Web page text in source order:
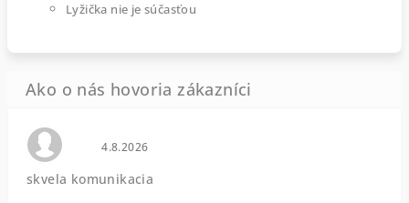
Lyžička nie je súčasťou
Hodnotenie obchodu je 0 z 5 hviezdičiek.
4.8.2026
skvela komunikacia